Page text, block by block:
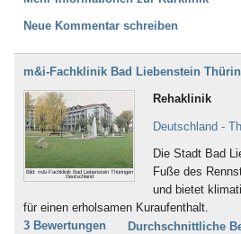
Neue Kommentar schreiben
m&i-Fachklinik Bad Liebenstein
Bild: m&i-Fachklinik Bad Liebenstein Thüringen
Deutschland
Rehaklinik
Deutschland -
Die Stadt Bad
Fuße des
und bietet
für einen erholsamen Kuraufenthalt.
3 Bewertungen
Durchschnittliche